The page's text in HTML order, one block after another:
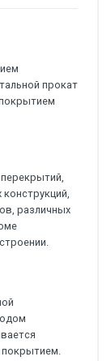
прокат
различных